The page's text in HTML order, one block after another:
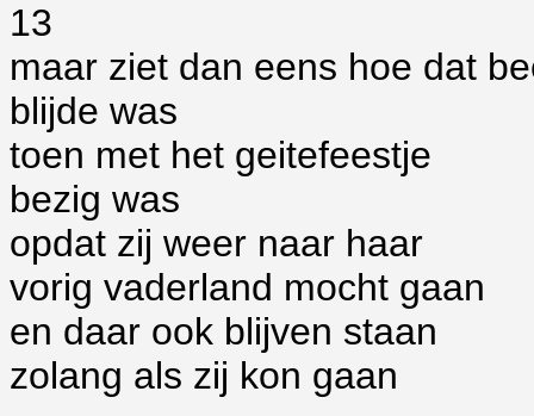
13
maar ziet dan eens hoe dat
blijde was
toen met het geitefeestje
bezig was
opdat zij weer naar haar
vorig vaderland mocht gaan
en daar ook blijven staan
zolang als zij kon gaan